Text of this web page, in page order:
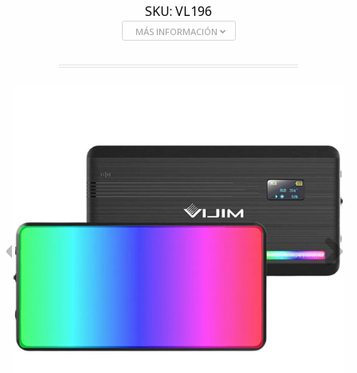
SKU: VL196
MÁS INFORMACIÓN